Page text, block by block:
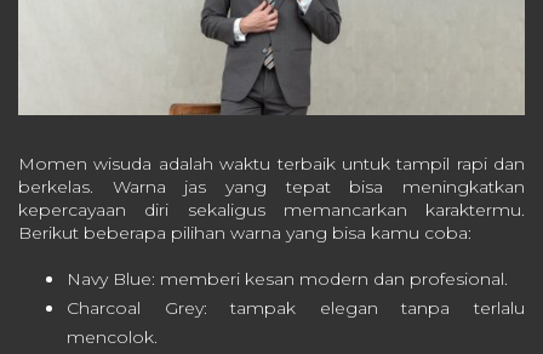
Momen wisuda adalah waktu terbaik untuk tampil rapi dan
berkelas. Warna jas yang tepat bisa meningkatkan
kepercayaan diri sekaligus memancarkan karaktermu.
Berikut beberapa pilihan warna yang bisa kamu coba:
Navy Blue: memberi kesan modern dan profesional.
Charcoal Grey: tampak elegan tanpa terlalu
mencolok.